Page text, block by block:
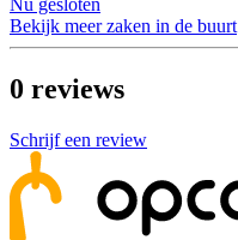
Nu gesloten
Bekijk meer zaken in de buurt
0 reviews
Schrijf een review